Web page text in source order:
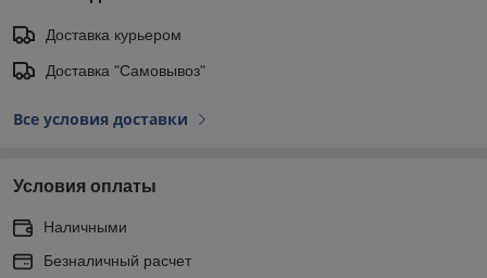
Доставка курьером
Доставка "Самовывоз"
Все условия доставки
Условия оплаты
Наличными
Безналичный расчет